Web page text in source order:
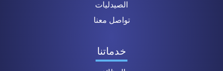
الصيدليات
تواصل معنا
خدماتنا